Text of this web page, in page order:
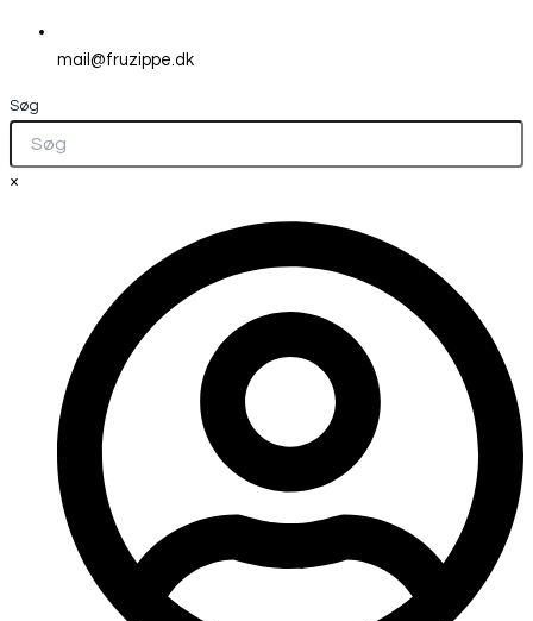
mail@fruzippe.dk
Søg
×